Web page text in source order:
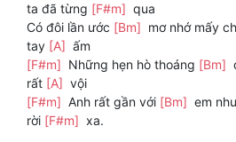
ta đã từng [F#m] qua
Có đôi lần ước [Bm] mơ nhớ mấy
tay [A] ấm
[F#m] Những hẹn hò thoáng [Bm]
rất [A] vội
[F#m] Anh rất gần với [Bm] em
rời [F#m] xa.